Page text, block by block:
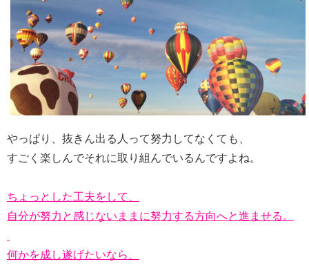
やっぱり、抜きん出る人って努力してなくても、
すごく楽しんでそれに取り組んでいるんですよね。
ちょっとした工夫をして、
自分が努力と感じないままに努力する方向へと進ませる。
何かを成し遂げたいなら、